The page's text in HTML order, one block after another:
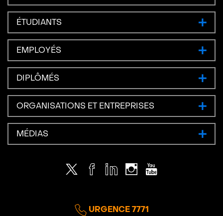
ÉTUDIANTS
EMPLOYÉS
DIPLÔMÉS
ORGANISATIONS ET ENTREPRISES
MÉDIAS
Twitter Facebook
LinkedInInstagramYoutube
URGENCE 7771